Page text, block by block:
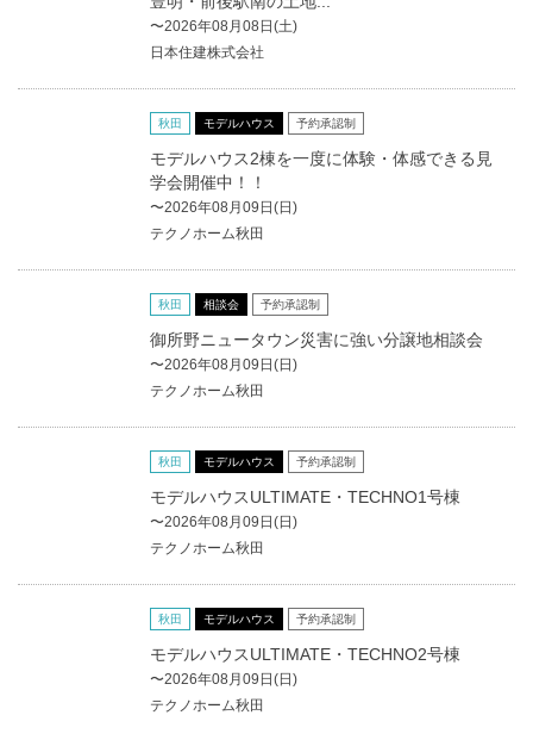
〜2026年08月08日(土)
日本住建株式会社
秋田 モデルハウス 予約承認制
モデルハウス2棟を一度に体験・体感できる見
学会開催中！！
〜2026年08月09日(日)
テクノホーム秋田
秋田 相談会 予約承認制
御所野ニュータウン災害に強い分譲地相談会
〜2026年08月09日(日)
テクノホーム秋田
秋田 モデルハウス 予約承認制
モデルハウスULTIMATE・TECHNO1号棟
〜2026年08月09日(日)
テクノホーム秋田
秋田 モデルハウス 予約承認制
モデルハウスULTIMATE・TECHNO2号棟
〜2026年08月09日(日)
テクノホーム秋田